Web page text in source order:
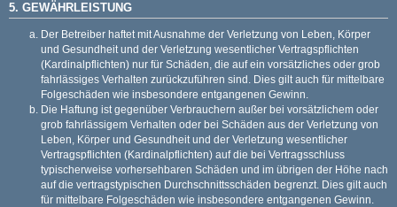
5. GEWÄHRLEISTUNG
Der Betreiber haftet mit Ausnahme der Verletzung von Leben, Körper
und Gesundheit und der Verletzung wesentlicher Vertragspflichten
(Kardinalpflichten) nur für Schäden, die auf ein vorsätzliches oder grob
fahrlässiges Verhalten zurückzuführen sind. Dies gilt auch für mittelbare
Folgeschäden wie insbesondere entgangenen Gewinn.
Die Haftung ist gegenüber Verbrauchern außer bei vorsätzlichem oder
grob fahrlässigem Verhalten oder bei Schäden aus der Verletzung von
Leben, Körper und Gesundheit und der Verletzung wesentlicher
Vertragspflichten (Kardinalpflichten) auf die bei Vertragsschluss
typischerweise vorhersehbaren Schäden und im übrigen der Höhe nach
auf die vertragstypischen Durchschnittsschäden begrenzt. Dies gilt auch
für mittelbare Folgeschäden wie insbesondere entgangenen Gewinn.